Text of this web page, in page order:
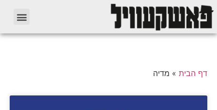
דף הבית » מדיה